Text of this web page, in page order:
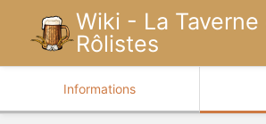
Wiki - La Taverne
Rôlistes
Informations